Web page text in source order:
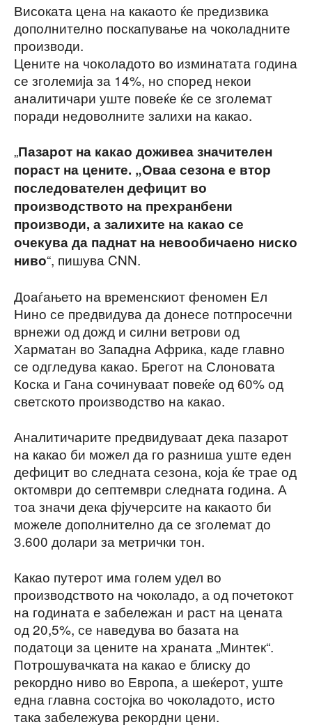
Високата цена на какаото ќе предизвика
дополнително поскапување на чоколадните
производи.
Цените на чоколадото во изминатата година
се зголемија за 14%, но според некои
аналитичари уште повеќе ќе се зголемат
поради недоволните залихи на какао.
„Пазарот на какао доживеа значителен
пораст на цените. „Оваа сезона е втор
последователен дефицит во
производството на прехранбени
производи, а залихите на какао се
очекува да паднат на невообичаено ниско
ниво“, пишува CNN.
Доаѓањето на временскиот феномен Ел
Нино се предвидува да донесе потпросечни
врнежи од дожд и силни ветрови од
Харматан во Западна Африка, каде главно
се одгледува какао. Брегот на Слоновата
Коска и Гана сочинуваат повеќе од 60% од
светското производство на какао.
Аналитичарите предвидуваат дека пазарот
на какао би можел да го разниша уште еден
дефицит во следната сезона, која ќе трае од
октомври до септември следната година. А
тоа значи дека фјучерсите на какаото би
можеле дополнително да се зголемат до
3.600 долари за метрички тон.
Какао путерот има голем удел во
производството на чоколадо, а од почетокот
на годината е забележан и раст на цената
од 20,5%, се наведува во базата на
податоци за цените на храната „Минтек“.
Потрошувачката на какао е блиску до
рекордно ниво во Европа, а шеќерот, уште
една главна состојка во чоколадото, исто
така забележува рекордни цени.